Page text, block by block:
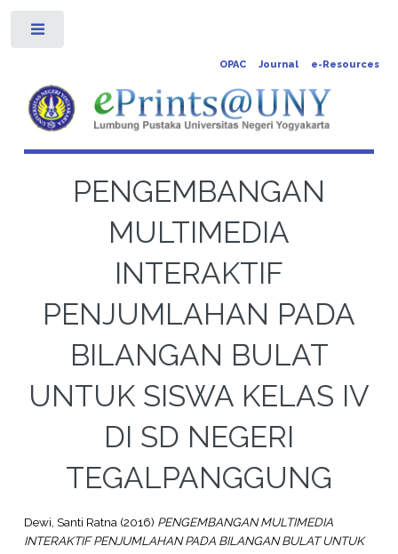
OPAC Journal e-Resources
PENGEMBANGAN
MULTIMEDIA
INTERAKTIF
PENJUMLAHAN PADA
BILANGAN BULAT
UNTUK SISWA KELAS IV
DI SD NEGERI
TEGALPANGGUNG
Dewi, Santi Ratna(2016) PENGEMBANGAN MULTIMEDIA
INTERAKTIF PENJUMLAHAN PADA BILANGAN BULAT UNTUK